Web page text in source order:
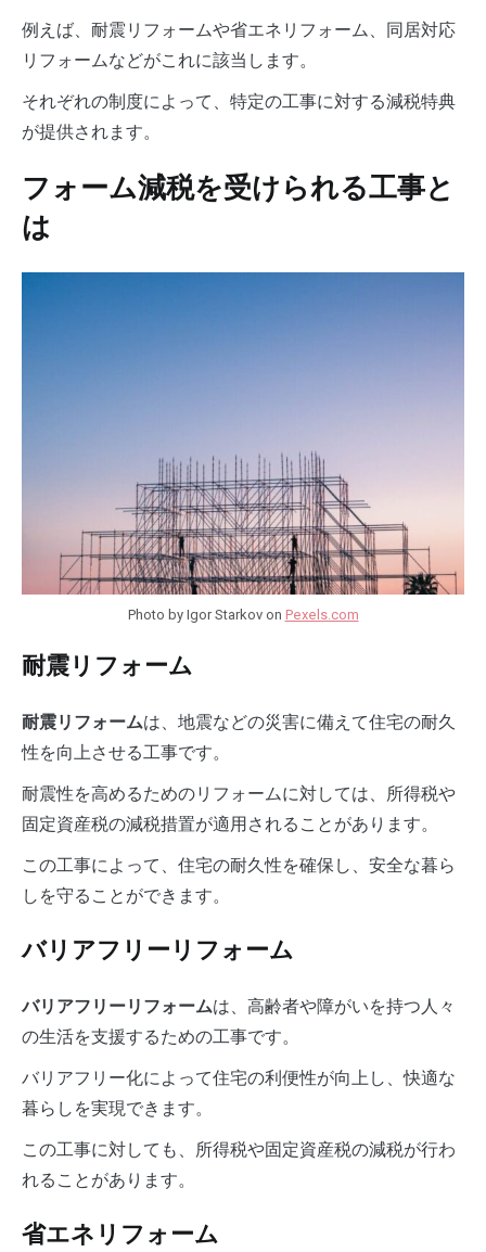
例えば、耐震リフォームや省エネリフォーム、同居対応
リフォームなどがこれに該当します。
それぞれの制度によって、特定の工事に対する減税特典
が提供されます。
フォーム減税を受けられる工事と
は
Photo by Igor Starkov on Pexels.com
耐震リフォーム
耐震リフォームは、地震などの災害に備えて住宅の耐久
性を向上させる工事です。
耐震性を高めるためのリフォームに対しては、所得税や
固定資産税の減税措置が適用されることがあります。
この工事によって、住宅の耐久性を確保し、安全な暮ら
しを守ることができます。
バリアフリーリフォーム
バリアフリーリフォームは、高齢者や障がいを持つ人々
の生活を支援するための工事です。
バリアフリー化によって住宅の利便性が向上し、快適な
暮らしを実現できます。
この工事に対しても、所得税や固定資産税の減税が行わ
れることがあります。
省エネリフォーム